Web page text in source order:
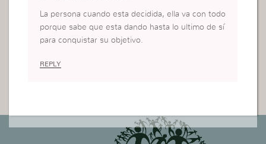
La persona cuando esta decidida, ella va con todo
porque sabe que esta dando hasta lo ultimo de sí
para conquistar su objetivo.
REPLY